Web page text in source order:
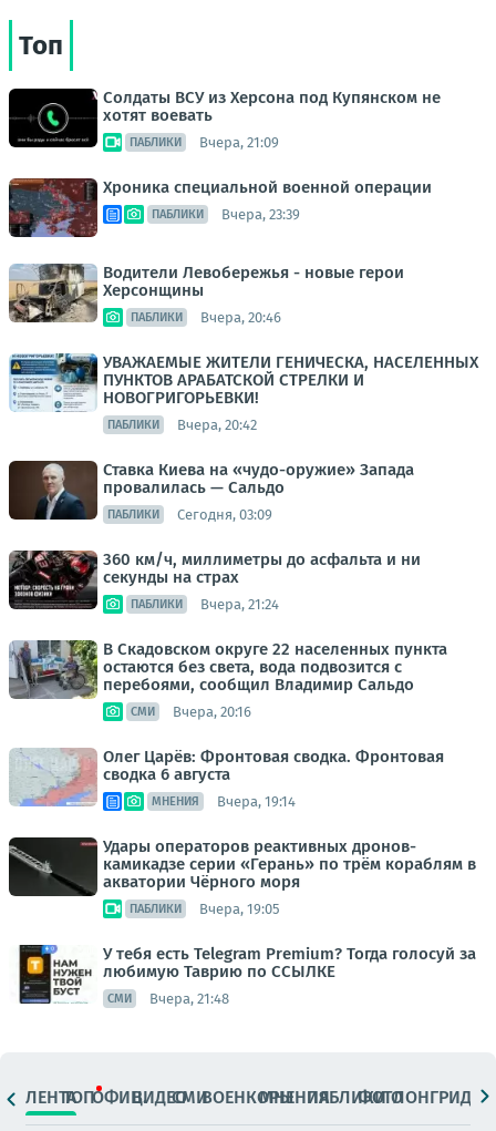
Топ
Солдаты ВСУ из Херсона под Купянском не
хотят воевать
ПАБЛИКИ Вчера, 21:09
Хроника специальной военной операции
ПАБЛИКИ Вчера, 23:39
Водители Левобережья - новые герои
Херсонщины
ПАБЛИКИ Вчера, 20:46
УВАЖАЕМЫЕ ЖИТЕЛИ ГЕНИЧЕСКА, НАСЕЛЕННЫХ
ПУНКТОВ АРАБАТСКОЙ СТРЕЛКИ И
НОВОГРИГОРЬЕВКИ!
ПАБЛИКИ Вчера, 20:42
Ставка Киева на «чудо-оружие» Запада
провалилась — Сальдо
ПАБЛИКИ Сегодня, 03:09
360 км/ч, миллиметры до асфальта и ни
секунды на страх
ПАБЛИКИ Вчера, 21:24
В Скадовском округе 22 населенных пункта
остаются без света, вода подвозится с
перебоями, сообщил Владимир Сальдо
СМИ Вчера, 20:16
Олег Царёв: Фронтовая сводка. Фронтовая
сводка 6 августа
МНЕНИЯ Вчера, 19:14
Удары операторов реактивных дронов-
камикадзе серии «Герань» по трём кораблям в
акватории Чёрного моря
ПАБЛИКИ Вчера, 19:05
У тебя есть Telegram Premium? Тогда голосуй за
любимую Таврию по ССЫЛКЕ
СМИ Вчера, 21:48
ЛЕНТАТОПОФИЦ.ВИДЕОСМИВОЕНКОРЫМНЕНИЯПАБЛИКИ
ФОТОЛОНГРИДЫ